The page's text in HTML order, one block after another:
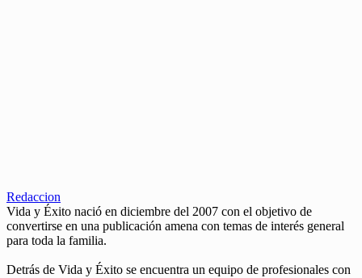
Redaccion
Vida y Éxito nació en diciembre del 2007 con el objetivo de
convertirse en una publicación amena con temas de interés general
para toda la familia.
Detrás de Vida y Éxito se encuentra un equipo de profesionales con